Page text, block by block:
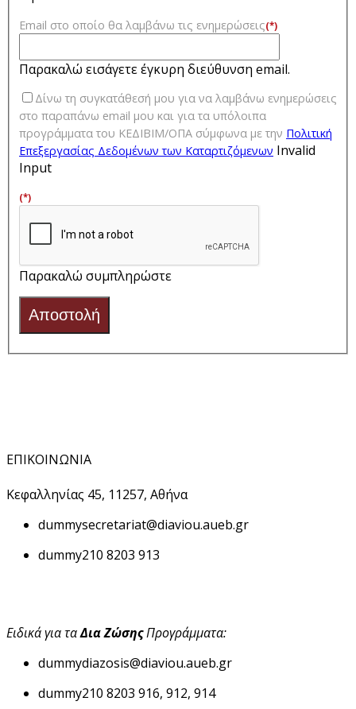
Email στο οποίο θα λαμβάνω τις ενημερώσεις(*)
Παρακαλώ εισάγετε έγκυρη διεύθυνση email.
Δίνω τη συγκατάθεσή μου για να λαμβάνω ενημερώσεις
στο παραπάνω email μου και για τα υπόλοιπα
προγράμματα του ΚΕΔΙΒΙΜ/ΟΠΑ σύμφωνα με την Πολιτική
Επεξεργασίας Δεδομένων των Kαταρτιζόμενων Invalid
Input
(*)
Παρακαλώ συμπληρώστε
Αποστολή
ΕΠΙΚΟΙΝΩΝΙΑ
Κεφαλληνίας 45, 11257, Αθήνα
dummysecretariat@diaviou.aueb.gr
dummy210 8203 913
Ειδικά για ταΔια ΖώσηςΠρογράμματα:
dummydiazosis@diaviou.aueb.gr
dummy210 8203 916, 912, 914